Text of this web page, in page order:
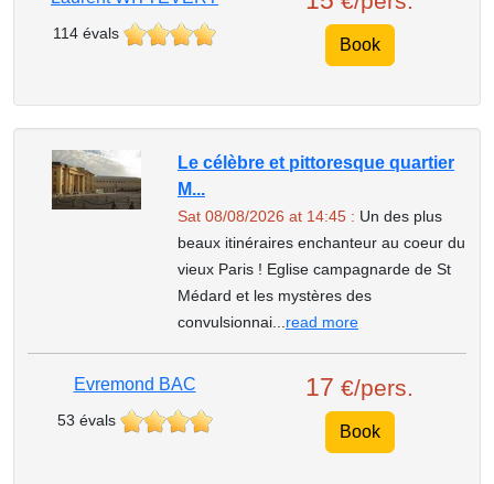
114 évals
Book
Le célèbre et pittoresque quartier
M...
Sat 08/08/2026 at 14:45 : Un des plus
beaux itinéraires enchanteur au coeur du
vieux Paris ! Eglise campagnarde de St
Médard et les mystères des
convulsionnai... read more
Evremond BAC
53 évals
17 €/pers.
Book